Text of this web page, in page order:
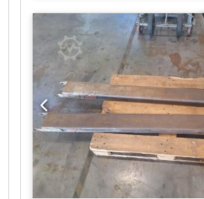
ideas erróneas sobre su estado y
inspección y las revisiones son
cualquier momento, previa cita, y
recomendables. Todos los datos
garantía. No nos hacemos
errores u omisiones en la oferta.
está obligado a verificar por sí
el equipamiento de la mercancía/
reservamos el derecho a realizar
a vender el producto antes y a
POWERPACK de 186 kW, de
Dwjdpezqvk Rjfx Apcja